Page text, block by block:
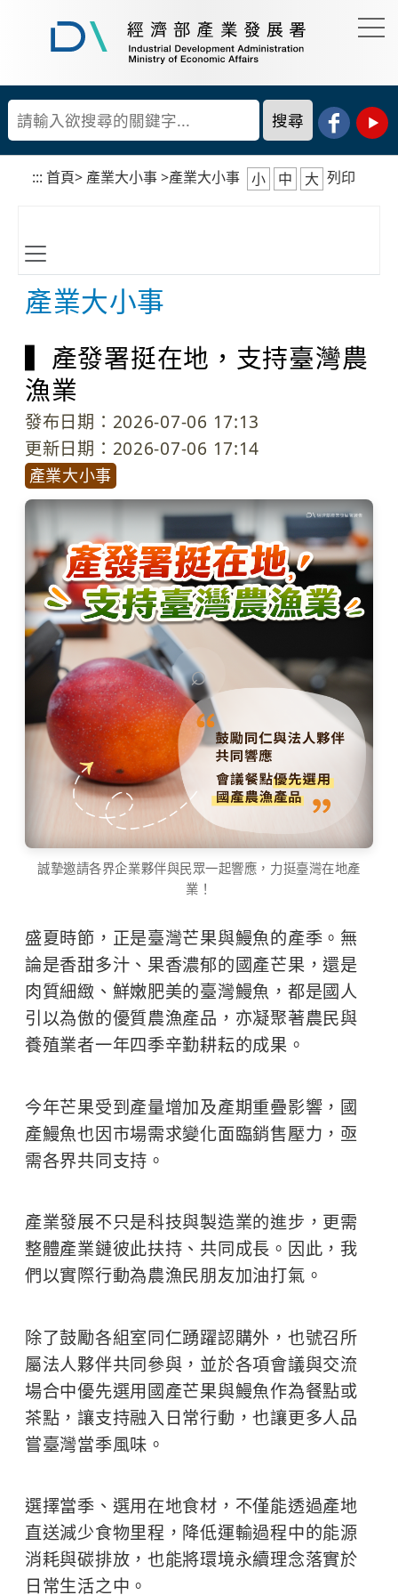
到
主
要
內
容
塊
濟
部
業
發
展
署
::: 首頁> 產業大小事>產業大小事 小 中 大 列印
產業大小事
▍產發署挺在地，支持臺灣農
漁業
發布日期：2026-07-06 17:13
更新日期：2026-07-06 17:14
產業大小事
⌕
誠摯邀請各界企業夥伴與民眾一起響應，力挺臺灣在地產
業！
盛夏時節，正是臺灣芒果與鰻魚的產季。無
論是香甜多汁、果香濃郁的國產芒果，還是
肉質細緻、鮮嫩肥美的臺灣鰻魚，都是國人
引以為傲的優質農漁產品，亦凝聚著農民與
養殖業者一年四季辛勤耕耘的成果。
今年芒果受到產量增加及產期重疊影響，國
產鰻魚也因市場需求變化面臨銷售壓力，亟
需各界共同支持。
產業發展不只是科技與製造業的進步，更需
整體產業鏈彼此扶持、共同成長。因此，我
們以實際行動為農漁民朋友加油打氣。
除了鼓勵各組室同仁踴躍認購外，也號召所
屬法人夥伴共同參與，並於各項會議與交流
場合中優先選用國產芒果與鰻魚作為餐點或
茶點，讓支持融入日常行動，也讓更多人品
嘗臺灣當季風味。
選擇當季、選用在地食材，不僅能透過產地
直送減少食物里程，降低運輸過程中的能源
消耗與碳排放，也能將環境永續理念落實於
日常生活之中。